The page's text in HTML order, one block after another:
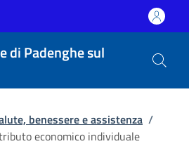
di Padenghe sul
benessere e assistenza /
economico individuale